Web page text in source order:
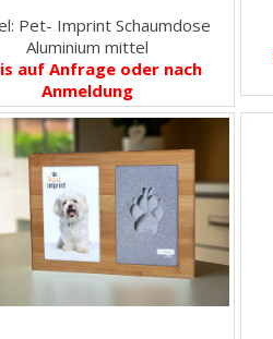
Pet- Imprint Schaumdose
Aluminium mittel
auf Anfrage oder nach
Anmeldung